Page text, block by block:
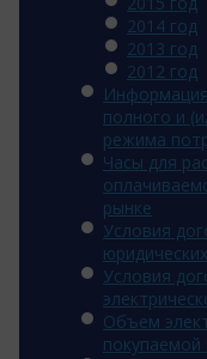
2014 год
2013 год
2012 год
полного и
режима
Часы для
рынке
Условия
Условия
Объем